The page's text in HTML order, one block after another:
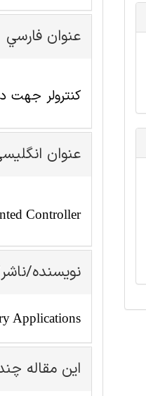
عنوان فارسي
کنترولر جهت
عنوان
Controller
نویسنده/
Applications
این مقاله